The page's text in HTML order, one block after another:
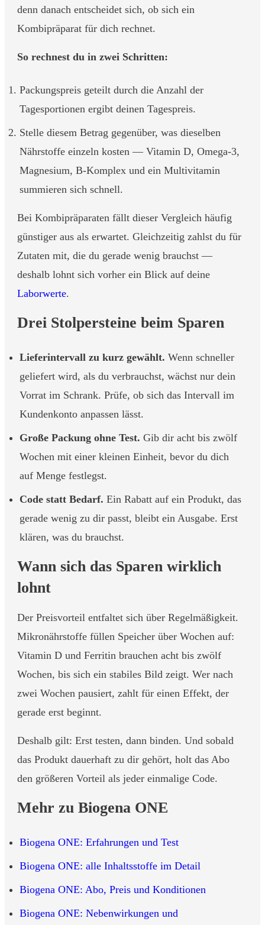
denn danach entscheidet sich, ob sich ein
Kombipräparat für dich rechnet.
So rechnest du in zwei Schritten:
Packungspreis geteilt durch die Anzahl der
Tagesportionen ergibt deinen Tagespreis.
Stelle diesem Betrag gegenüber, was dieselben
Nährstoffe einzeln kosten — Vitamin D, Omega-3,
Magnesium, B-Komplex und ein Multivitamin
summieren sich schnell.
Bei Kombipräparaten fällt dieser Vergleich häufig
günstiger aus als erwartet. Gleichzeitig zahlst du für
Zutaten mit, die du gerade wenig brauchst —
deshalb lohnt sich vorher ein Blick auf deine
Laborwerte.
Drei Stolpersteine beim Sparen
Lieferintervall zu kurz gewählt. Wenn schneller
geliefert wird, als du verbrauchst, wächst nur dein
Vorrat im Schrank. Prüfe, ob sich das Intervall im
Kundenkonto anpassen lässt.
Große Packung ohne Test. Gib dir acht bis zwölf
Wochen mit einer kleinen Einheit, bevor du dich
auf Menge festlegst.
Code statt Bedarf. Ein Rabatt auf ein Produkt, das
gerade wenig zu dir passt, bleibt ein Ausgabe. Erst
klären, was du brauchst.
Wann sich das Sparen wirklich
lohnt
Der Preisvorteil entfaltet sich über Regelmäßigkeit.
Mikronährstoffe füllen Speicher über Wochen auf:
Vitamin D und Ferritin brauchen acht bis zwölf
Wochen, bis sich ein stabiles Bild zeigt. Wer nach
zwei Wochen pausiert, zahlt für einen Effekt, der
gerade erst beginnt.
Deshalb gilt: Erst testen, dann binden. Und sobald
das Produkt dauerhaft zu dir gehört, holt das Abo
den größeren Vorteil als jeder einmalige Code.
Mehr zu Biogena ONE
Biogena ONE: Erfahrungen und Test
Biogena ONE: alle Inhaltsstoffe im Detail
Biogena ONE: Abo, Preis und Konditionen
Biogena ONE: Nebenwirkungen und